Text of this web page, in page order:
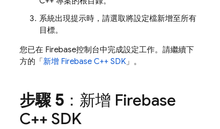
系統出現提示時，請選取將設定檔新增至所有
目標。
您已在 Firebase控制台中完成設定工作。請繼續下
方的「 新增 Firebase C++ SDK」。
步驟 5 ：新增 Firebase
C++ SDK